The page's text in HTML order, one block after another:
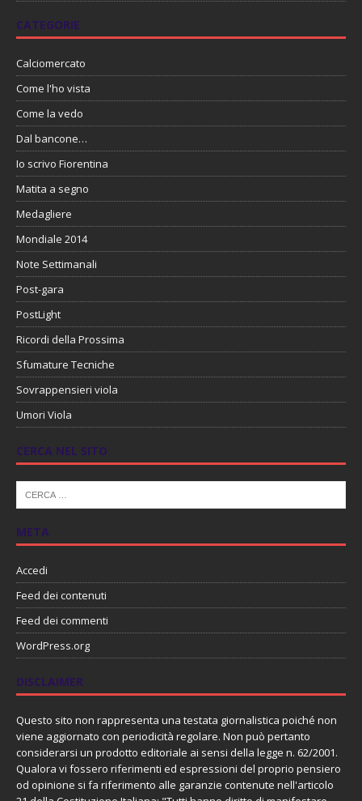
CATEGORIE
Calciomercato
Come l'ho vista
Come la vedo
Dal bancone…
Io scrivo Fiorentina
Matita a segno
Medagliere
Mondiale 2014
Note Settimanali
Post-gara
PostLight
Ricordi della Prossima
Sfumature Tecniche
Sovrappensieri viola
Umori Viola
CERCA NEL SITO
META
Accedi
Feed dei contenuti
Feed dei commenti
WordPress.org
DISCLAIMER
Questo sito non rappresenta una testata giornalistica poiché non
viene aggiornato con periodicità regolare. Non può pertanto
considerarsi un prodotto editoriale ai sensi della legge n. 62/2001.
Qualora vi fossero riferimenti ed espressioni del proprio pensiero
od opinione si fa riferimento alle garanzie contenute nell'articolo